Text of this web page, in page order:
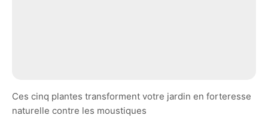
Ces cinq plantes transforment votre jardin en forteresse
naturelle contre les moustiques